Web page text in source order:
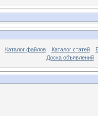
Каталог файлов Каталог статей
Доска объявлений